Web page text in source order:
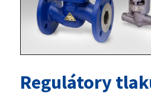
Regulátory